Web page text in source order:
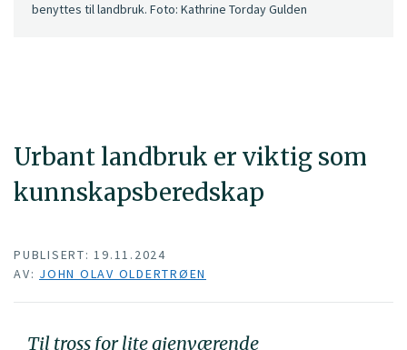
Urbant landbruk er viktig som
kunnskapsberedskap
benyttes til landbruk. Foto: Kathrine Torday Gulden
PUBLISERT: 19.11.2024
AV: JOHN OLAV OLDERTRØEN
Til tross for lite gjenværende